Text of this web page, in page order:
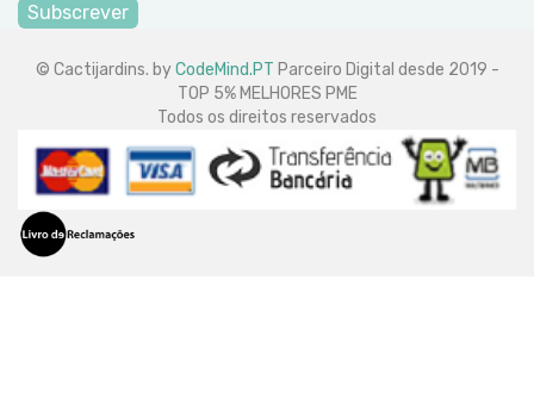
Subscrever
© Cactijardins. byCodeMind.PT Parceiro Digital desde 2019 -
TOP 5% MELHORES PME
Todos os direitos reservados